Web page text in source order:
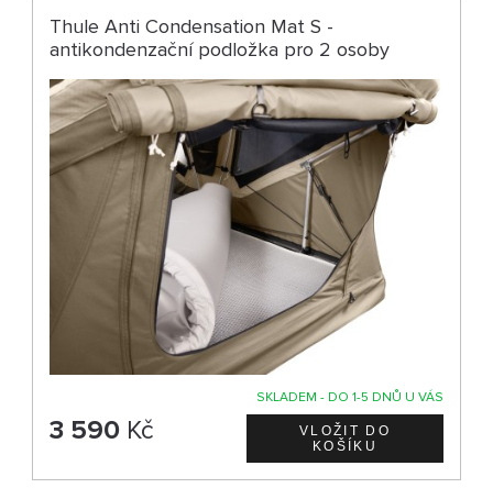
Thule Anti Condensation Mat S -
antikondenzační podložka pro 2 osoby
SKLADEM - DO 1-5 DNŮ U VÁS
3 590 Kč